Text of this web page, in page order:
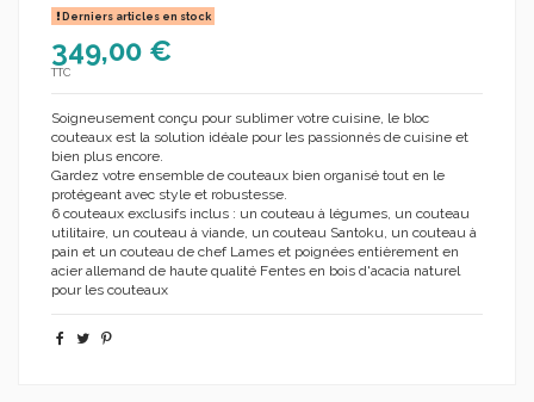
Derniers articles en stock
349,00 €
TTC
Soigneusement conçu pour sublimer votre cuisine, le bloc
couteaux est la solution idéale pour les passionnés de cuisine et
bien plus encore.
Gardez votre ensemble de couteaux bien organisé tout en le
protégeant avec style et robustesse.
6 couteaux exclusifs inclus : un couteau à légumes, un couteau
utilitaire, un couteau à viande, un couteau Santoku, un couteau à
pain et un couteau de chef Lames et poignées entièrement en
acier allemand de haute qualité Fentes en bois d'acacia naturel
pour les couteaux